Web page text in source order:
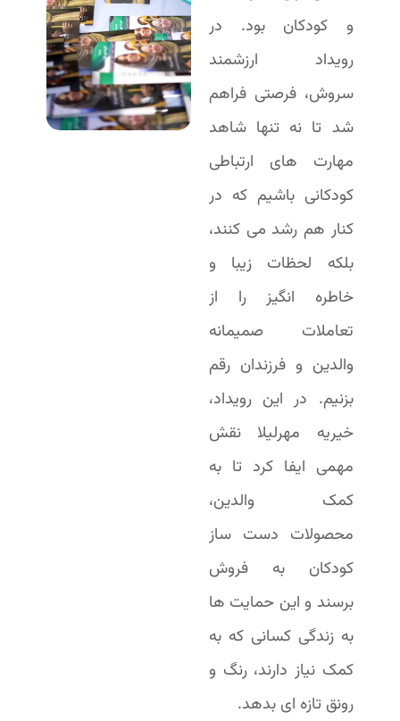
و کودکان بود. در
رویداد ارزشمند
سروش، فرصتی فراهم
شد تا نه تنها شاهد
مهارت های ارتباطی
کودکانی باشیم که در
کنار هم رشد می کنند،
بلکه لحظات زیبا و
خاطره انگیز را از
تعاملات صمیمانه
والدین و فرزندان رقم
بزنیم. در این رویداد،
خیریه مهرلیلا نقش
مهمی ایفا کرد تا به
کمک والدین،
محصولات دست ساز
کودکان به فروش
برسند و این حمایت ها
به زندگی کسانی که به
کمک نیاز دارند، رنگ و
رونق تازه ای بدهد.